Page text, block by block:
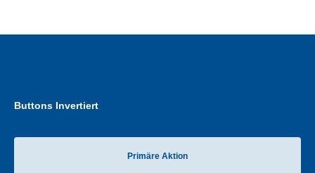
Buttons Invertiert
Primäre Aktion